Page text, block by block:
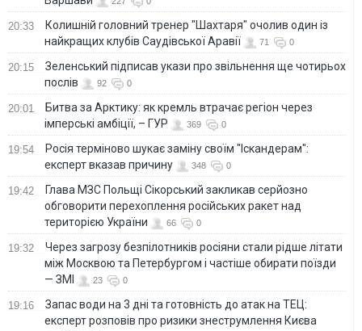
20:33
Колишній головний тренер "Шахтаря" очолив один із
найкращих клубів Саудівської Аравії
71 0
20:15
Зеленський підписав укази про звільнення ще чотирьох
послів
92 0
20:01
Битва за Арктику: як кремль втрачає регіон через
імперські амбіції, – ГУР
369 0
19:54
Росія терміново шукає заміну своїм "Іскандерам":
експерт вказав причину
348 0
19:42
Глава МЗС Польщі Сікорський закликав серйозно
обговорити перехоплення російських ракет над
територією України
66 0
19:32
Через загрозу безпілотників росіяни стали рідше літати
між Москвою та Петербургом і частіше обирати поїзди
— ЗМІ
23 0
19:16
Запас води на 3 дні та готовність до атак на ТЕЦ:
експерт розповів про ризики знеструмлення Києва